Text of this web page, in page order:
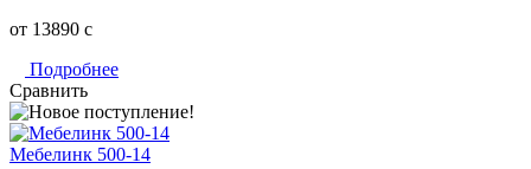
от 13890 c
Подробнее
Сравнить
Мебелинк 500-14